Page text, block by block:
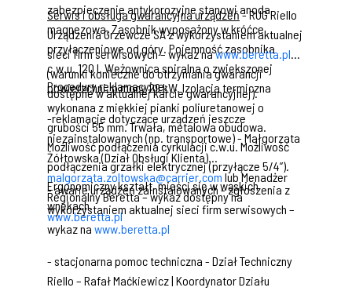
zabezpieczenie antykorozyjne stanowi anoda
magnezowa. Zasobnik wyposażony w króćce
przyłączeniowe od góry. Pojemność zasobnika
c.w.u. 120 l. Wężownica spiralna o zwiększonej
powierzchni, o mocy 29 kW. Izolacja termiczna
wykonana z miękkiej pianki poliuretanowej o
grubości 55 mm. Trwała, metalowa obudowa.
Możliwość podłączenia cyrkulacji c.w.u. Możliwość
podłączenia grzałki elektrycznej (przyłącze 5/4”).
Ergonomiczny kształt, mieści się w wąskich
wnękach.
Serwis i obsługa gwarancyjna urządzeń- RUG Riello
Urządzenia Grzewcze SA z wykorzystaniem aktualnej
sieci firm serwisowych – wykaz nawww.beretta.pl
(warunki konieczne do otrzymania gwarancji
dostępne w aktualnej karcie gwarancyjnej).
Procedury reklamacyjne:
-reklamacje dotyczące urządzeń jeszcze
niezainstalowanych (np. transportowe) - Małgorzata
Żółtowska (Dział Obsługi Klienta)
malgorzata.zoltowska@carrier.com lub Menadżer
Regionalny Beretta – wykaz dostępny na
www.beretta.pl
- awarie urządzeń zainstalowanych - zgłoszenia z
wykorzystaniem aktualnej sieci firm serwisowych –
wykaz na www.beretta.pl
- stacjonarna pomoc techniczna - Dział Techniczny
Riello – Rafał Maćkiewicz | Koordynator Działu